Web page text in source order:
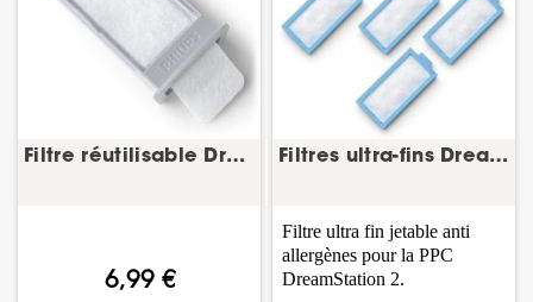
Filtre réutilisable DreamStation 2 – Philips
6,99 €
Filtres ultra-fins DreamStation 2 – lot de 6 –...
Filtre ultra fin jetable anti
allergènes pour la PPC
DreamStation 2.